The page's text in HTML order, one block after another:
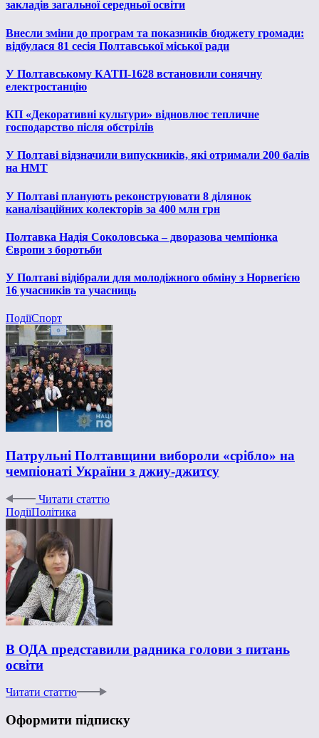
закладів загальної середньої освіти
Внесли зміни до програм та показників бюджету громади:
відбулася 81 сесія Полтавської міської ради
У Полтавському КАТП-1628 встановили сонячну
електростанцію
КП «Декоративні культури» відновлює тепличне
господарство після обстрілів
У Полтаві відзначили випускників, які отримали 200 балів
на НМТ
У Полтаві планують реконструювати 8 ділянок
каналізаційних колекторів за 400 млн грн
Полтавка Надія Соколовська – дворазова чемпіонка
Європи з боротьби
У Полтаві відібрали для молодіжного обміну з Норвегією
16 учасників та учасниць
ПодіїСпорт
Патрульні Полтавщини вибороли «срібло» на
чемпіонаті України з джиу-джитсу
Читати статтю
ПодіїПолітика
В ОДА представили радника голови з питань
освіти
Читати статтю
Оформити підписку